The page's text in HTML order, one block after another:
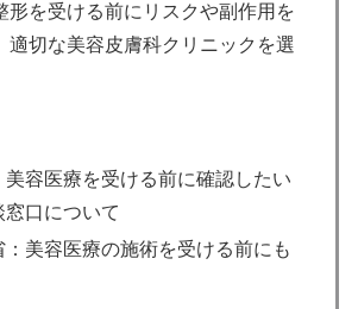
形を受ける前にリスクや副作用を
適切な美容皮膚科クリニックを選
美容医療を受ける前に確認したい
口について
：美容医療の施術を受ける前にも